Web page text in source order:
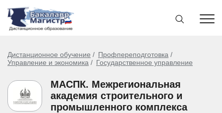
Дистанционное обучение
Профпереподготовка
Управление и экономика
Государственное управление
МАСПК. Межрегиональная
академия строительного и
промышленного комплекса